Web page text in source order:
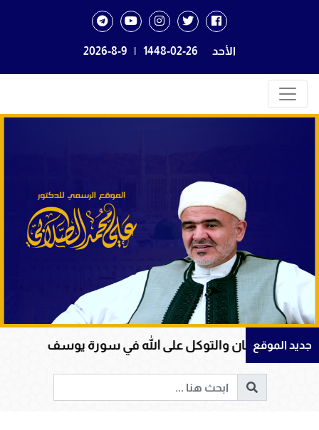
الأحد 1448-02-26
|
2026-8-9
جديد الموقع
الإيمان والتوكل على الله في سورة يوسف